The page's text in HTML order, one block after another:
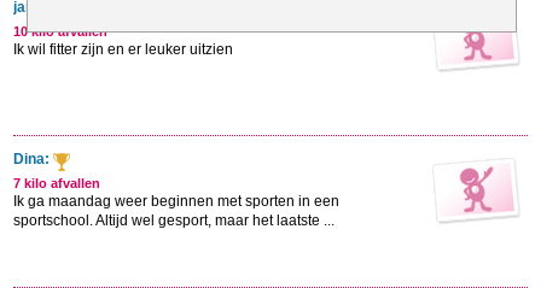
jannette:
10 kilo afvallen
Ik wil fitter zijn en er leuker uitzien
Dina:
7 kilo afvallen
Ik ga maandag weer beginnen met sporten in een
sportschool. Altijd wel gesport, maar het laatste ...